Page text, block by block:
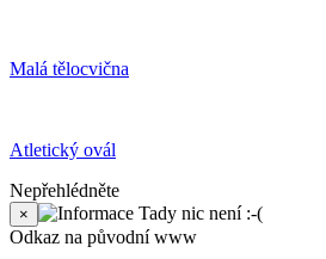
Malá tělocvična
Atletický ovál
Nepřehlédněte
×
Tady nic není :-(
Odkaz na původní www